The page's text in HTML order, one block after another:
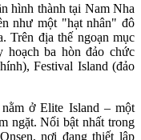
hình thành tại Nam Nha
như một "hạt nhân" đô
Trên địa thế ngoạn mục
hoạch ba hòn đảo chức
Festival Island (đảo
ở Elite Island – một
ngặt. Nổi bật nhất trong
nơi đang thiết lập